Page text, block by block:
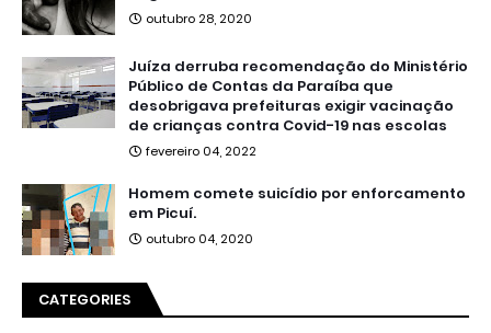
outubro 28, 2020
Juíza derruba recomendação do Ministério
Público de Contas da Paraíba que
desobrigava prefeituras exigir vacinação
de crianças contra Covid-19 nas escolas
fevereiro 04, 2022
Homem comete suicídio por enforcamento
em Picuí.
outubro 04, 2020
CATEGORIES